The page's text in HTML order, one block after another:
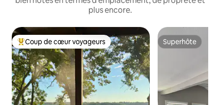
plus encore.
Coups de cœur voyageurs les plus appréciés
Coup de cœur voyageurs Superhôte
Superhôte